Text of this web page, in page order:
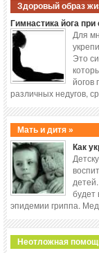
Здоровый образ
Гимнастика йога
Для
Это
йогов
различных недугов,
Мать и дитя »
Как
будет
эпидемии гриппа.
Неотложная